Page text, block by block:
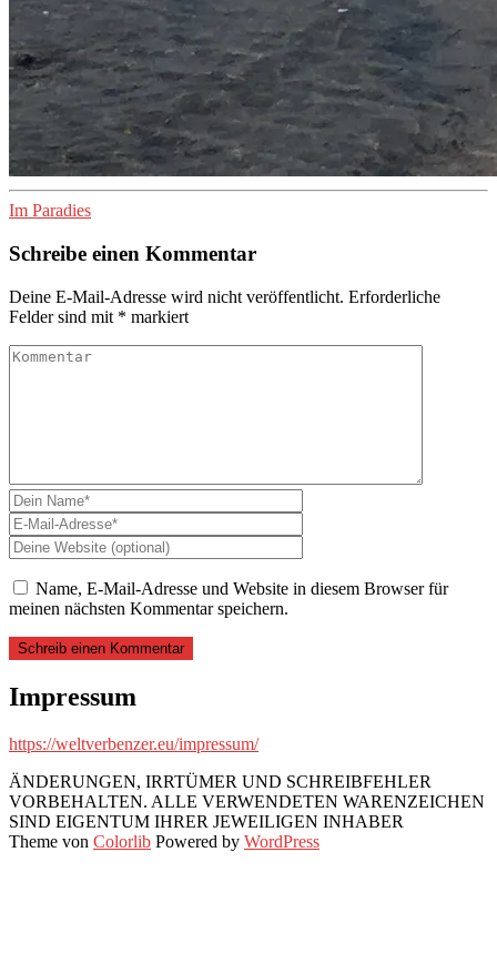
Im Paradies
Schreibe einen Kommentar
Deine E-Mail-Adresse wird nicht veröffentlicht. Erforderliche
Felder sind mit * markiert
Name, E-Mail-Adresse und Website in diesem Browser für
meinen nächsten Kommentar speichern.
Impressum
https://weltverbenzer.eu/impressum/
ÄNDERUNGEN, IRRTÜMER UND SCHREIBFEHLER
VORBEHALTEN. ALLE VERWENDETEN WARENZEICHEN
SIND EIGENTUM IHRER JEWEILIGEN INHABER
Theme von Colorlib Powered by WordPress